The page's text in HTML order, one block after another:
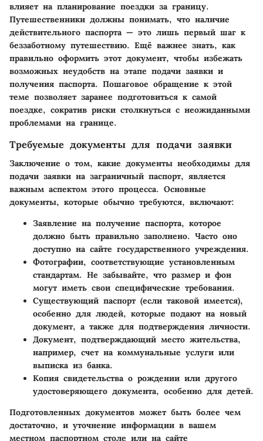
влияет на планирование поездки за границу.
Путешественники должны понимать, что наличие
действительного паспорта — это лишь первый шаг к
беззаботному путешествию. Ещё важнее знать, как
правильно оформить этот документ, чтобы избежать
возможных неудобств на этапе подачи заявки и
получения паспорта. Пошаговое обращение к этой
теме позволяет заранее подготовиться к самой
поездке, сократив риски столкнуться с неожиданными
проблемами на границе.
Требуемые документы для подачи заявки
Заключение о том, какие документы необходимы для
подачи заявки на заграничный паспорт, является
важным аспектом этого процесса. Основные
документы, которые обычно требуются, включают:
Заявление на получение паспорта, которое
должно быть правильно заполнено. Часто оно
доступно на сайте государственного учреждения.
Фотографии, соответствующие установленным
стандартам. Не забывайте, что размер и фон
могут иметь свои специфические требования.
Существующий паспорт (если таковой имеется),
особенно для людей, которые подают на новый
документ, а также для подтверждения личности.
Документ, подтверждающий место жительства,
например, счет на коммунальные услуги или
выписка из банка.
Копия свидетельства о рождении или другого
удостоверяющего документа, особенно для детей.
Подготовленных документов может быть более чем
достаточно, и уточнение информации в вашем
местном паспортном столе или на сайте